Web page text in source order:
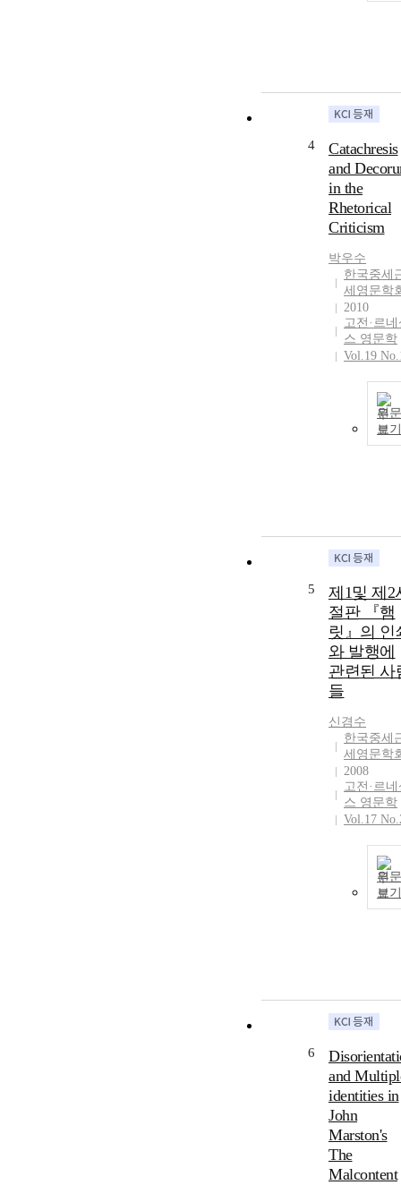
4
Catachresis
and
in the
Rhetorical
Criticism
박우수
한국중세
세영문학
2010
고전·르
스 영문학
Vol.19
원문
보기
5
제1및 제2
절판 『햄
릿』의 인
와 발행에
관련된 사
들
신겸수
한국중세
세영문학
2008
고전·르
스 영문학
Vol.17
원문
보기
6
and
identities in
John
Marston's
The
Malcontent